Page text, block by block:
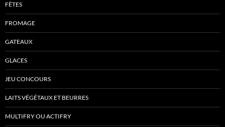
FÊTES
FROMAGE
GATEAUX
GLACES
JEU CONCOURS
LAITS VÉGÉTAUX ET BEURRES
MULTIFRY OU ACTIFRY